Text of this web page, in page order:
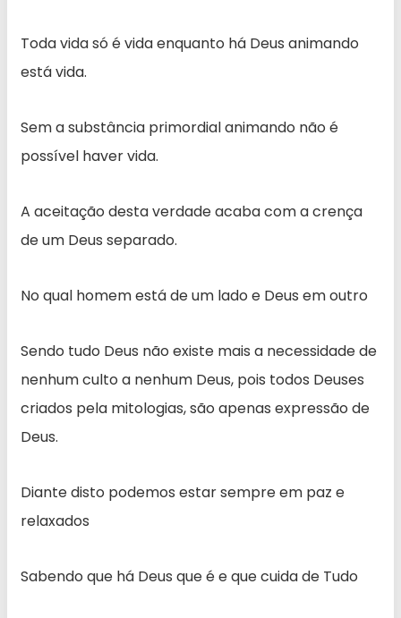
Toda vida só é vida enquanto há Deus animando
está vida.
Sem a substância primordial animando não é
possível haver vida.
A aceitação desta verdade acaba com a crença
de um Deus separado.
No qual homem está de um lado e Deus em outro
Sendo tudo Deus não existe mais a necessidade de
nenhum culto a nenhum Deus, pois todos Deuses
criados pela mitologias, são apenas expressão de
Deus.
Diante disto podemos estar sempre em paz e
relaxados
Sabendo que há Deus que é e que cuida de Tudo